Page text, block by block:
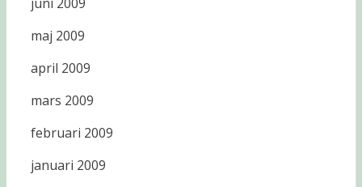
maj 2009
april 2009
mars 2009
februari 2009
januari 2009